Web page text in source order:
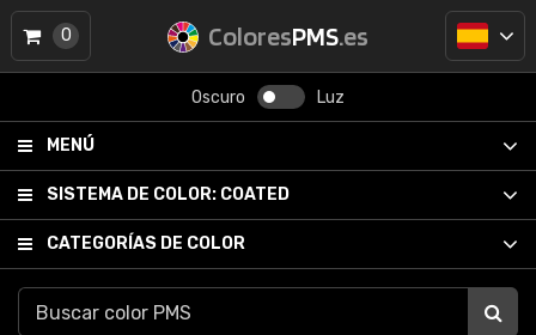
ColoresPMS.es
Oscuro Luz
MENÚ
SISTEMA DE COLOR: COATED
CATEGORÍAS DE COLOR
0